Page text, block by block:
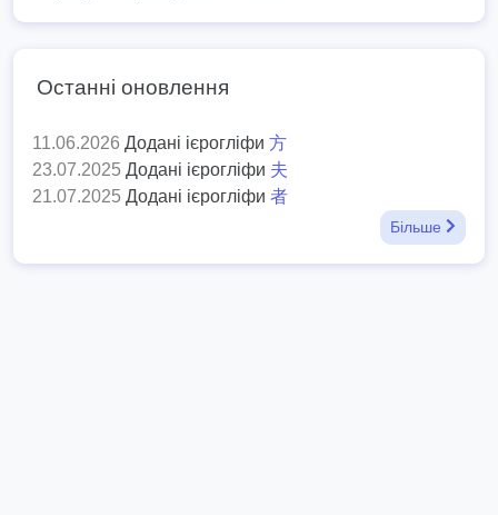
Останні оновлення
11.06.2026 Додані ієрогліфи 方
23.07.2025 Додані ієрогліфи 夫
21.07.2025 Додані ієрогліфи 者
Більше